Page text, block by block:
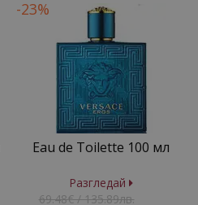
-23%
Eau de Toilette 100 мл
Разгледай
69.48€ / 135.89лв.